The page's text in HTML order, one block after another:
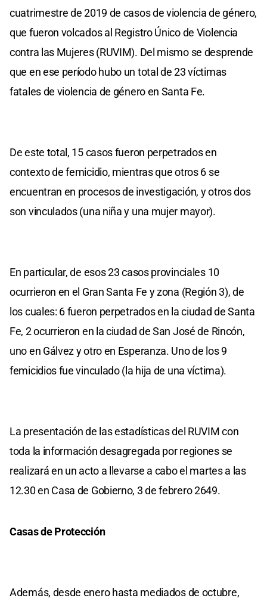
cuatrimestre de 2019 de casos de violencia de género,
que fueron volcados al Registro Único de Violencia
contra las Mujeres (RUVIM). Del mismo se desprende
que en ese período hubo un total de 23 víctimas
fatales de violencia de género en Santa Fe.
De este total, 15 casos fueron perpetrados en
contexto de femicidio, mientras que otros 6 se
encuentran en procesos de investigación, y otros dos
son vinculados (una niña y una mujer mayor).
En particular, de esos 23 casos provinciales 10
ocurrieron en el Gran Santa Fe y zona (Región 3), de
los cuales: 6 fueron perpetrados en la ciudad de Santa
Fe, 2 ocurrieron en la ciudad de San José de Rincón,
uno en Gálvez y otro en Esperanza. Uno de los 9
femicidios fue vinculado (la hija de una víctima).
La presentación de las estadísticas del RUVIM con
toda la información desagregada por regiones se
realizará en un acto a llevarse a cabo el martes a las
12.30 en Casa de Gobierno, 3 de febrero 2649.
Casas de Protección
Además, desde enero hasta mediados de octubre,